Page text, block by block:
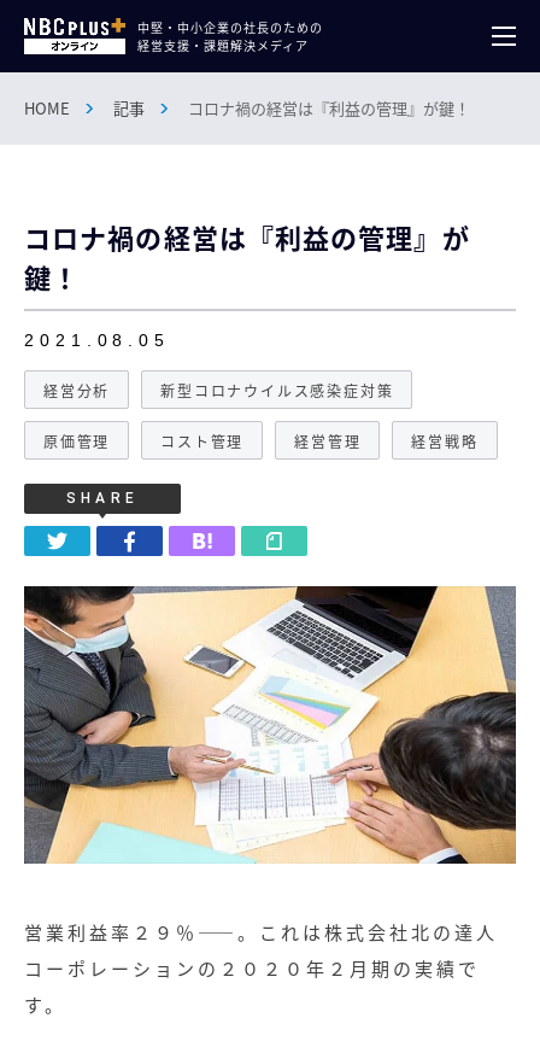
中堅・中小企業の社長のための
経営支援・課題解決メディア
HOME 記事 コロナ禍の経営は『利益の管理』が鍵！
コロナ禍の経営は『利益の管理』が
鍵！
2021.08.05
経営分析 新型コロナウイルス感染症対策
原価管理 コスト管理 経営管理 経営戦略
SHARE
営業利益率２９％――。これは株式会社北の達人
コーポレーションの２０２０年２月期の実績で
す。